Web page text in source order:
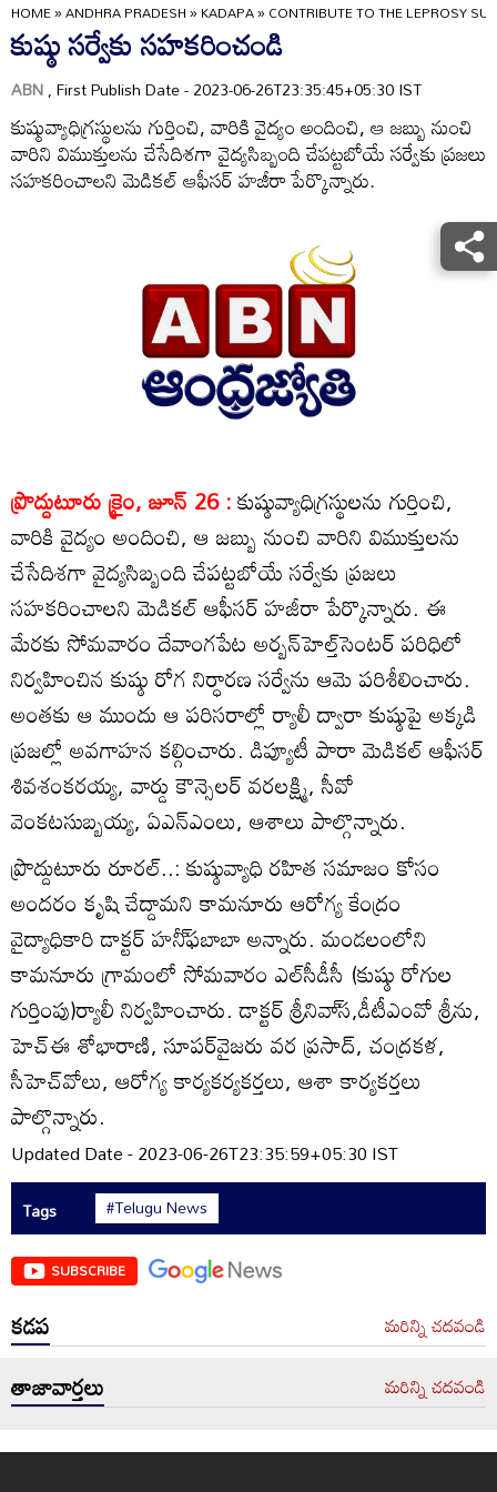
HOME»ANDHRA PRADESH»KADAPA»CONTRIBUTE TO THE LEPROSY
కుష్ఠు సర్వేకు సహకరించండి
ABN, First Publish Date - 2023-06-26T23:35:45+05:30 IST
కుష్ఠువ్యాధిగ్రస్థులను గుర్తించి, వారికి వైద్యం అందించి, ఆ జబ్బు నుంచి
వారిని విముక్తులను చేసేదిశగా వైద్యసిబ్బంది చేపట్టబోయే సర్వేకు ప్రజలు
సహకరించాలని మెడికల్‌ ఆఫీసర్‌ హజీరా పేర్కొన్నారు.
ప్రొద్దుటూరు క్రైం, జూన్‌ 26 :కుష్ఠువ్యాధిగ్రస్థులను గుర్తించి,
వారికి వైద్యం అందించి, ఆ జబ్బు నుంచి వారిని విముక్తులను
చేసేదిశగా వైద్యసిబ్బంది చేపట్టబోయే సర్వేకు ప్రజలు
సహకరించాలని మెడికల్‌ ఆఫీసర్‌ హజీరా పేర్కొన్నారు. ఈ
మేరకు సోమవారం దేవాంగపేట అర్బన్‌హెల్త్‌సెంటర్‌ పరిధిలో
నిర్వహించిన కుష్ఠు రోగ నిర్ధారణ సర్వేను ఆమె పరిశీలించారు.
అంతకు ఆ ముందు ఆ పరిసరాల్లో ర్యాలీ ద్వారా కుష్ఠుపై అక్కడి
ప్రజల్లో అవగాహన కల్గించారు. డిప్యూటీ పారా మెడికల్‌ ఆఫీసర్‌
శివశంకరయ్య, వార్డు కౌన్సెలర్‌ వరలక్ష్మి, సీవో
వెంకటసుబ్బయ్య, ఏఎన్‌ఎంలు, ఆశాలు పాల్గొన్నారు.
ప్రొద్దుటూరు రూరల్‌..: కుష్ఠువ్యాధి రహిత సమాజం కోసం
అందరం కృషి చేద్దామని కామనూరు ఆరోగ్య కేంద్రం
వైద్యాధికారి డాక్టర్‌ హనీ్‌ఫబాబా అన్నారు. మండలంలోని
కామనూరు గ్రామంలో సోమవారం ఎల్‌సీడీసీ (కుష్ఠు రోగుల
గుర్తింపు)ర్యాలీ నిర్వహించారు. డాక్టర్‌ శ్రీనివా్‌స,డీటీఎంవో శ్రీను,
హెచ్‌ఈ శోభారాణి, సూపర్‌వైజరు వర ప్రసాద్‌, చంద్రకళ,
సీహెచ్‌వోలు, ఆరోగ్య కార్యకర్యకర్తలు, ఆశా కార్యకర్తలు
పాల్గొన్నారు.
Updated Date - 2023-06-26T23:35:59+05:30 IST
Tags #Telugu News
SUBSCRIBE
కడప మరిన్ని చదవండి
తాజావార్తలు మరిన్ని చదవండి